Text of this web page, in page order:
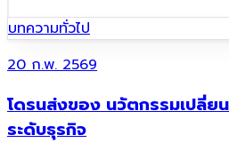
บทความทั่วไป
20 ก.พ. 2569
โดรนส่งของ นวัตกรรมเปลี่ย
ระดับธุรกิจ